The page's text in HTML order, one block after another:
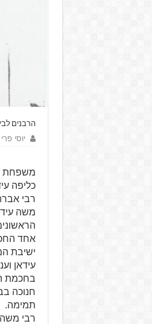
הרבנים
יוסי פרי
משפחת
אחד
ישיבת
עידאן
בחכמת
חנוכה
תמימה.
רבי